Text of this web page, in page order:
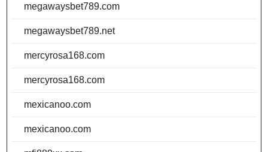
megawaysbet789.com
megawaysbet789.net
mercyrosa168.com
mercyrosa168.com
mexicanoo.com
mexicanoo.com